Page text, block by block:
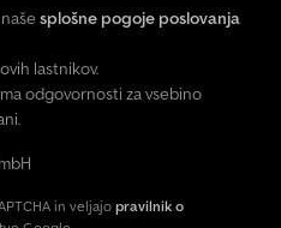
splošne pogoje poslovanja
lastnikov.
odgovornosti za vsebino
in veljajopravilnik o